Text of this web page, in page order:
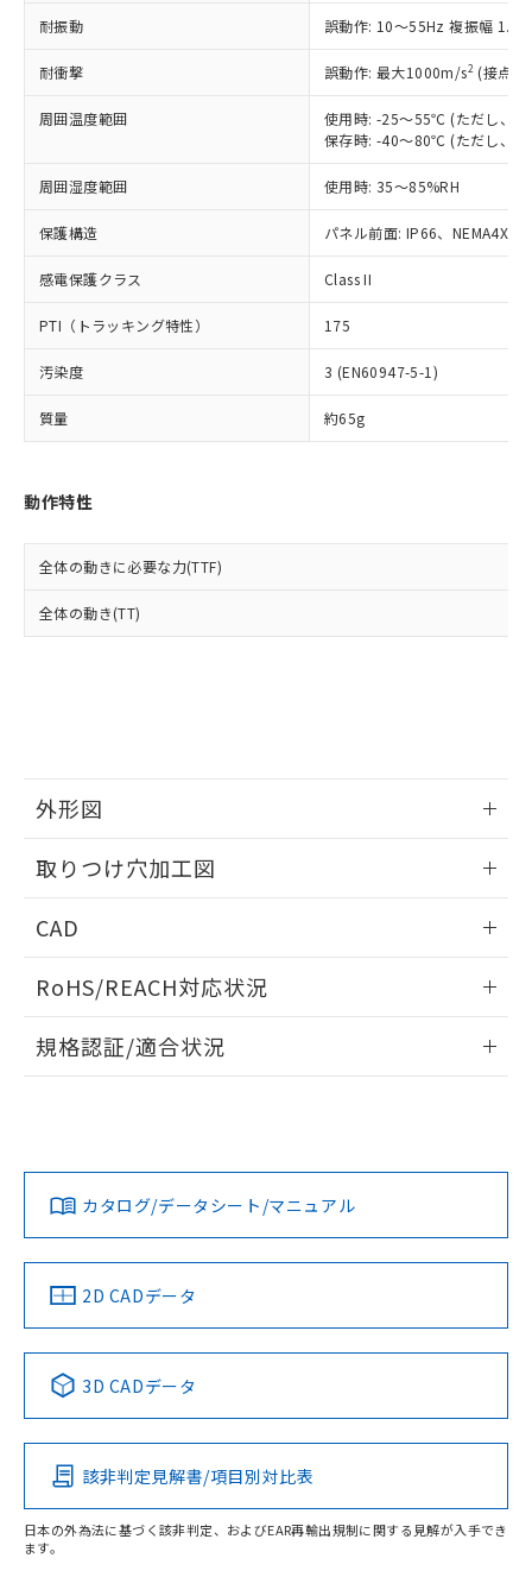
耐振動 誤動作: 10～55Hz 複振幅
耐衝撃 誤動作: 最大1000m/s2 (接点
周囲温度範囲
使用時: -25～55℃ (ただし、氷
保存時: -40～80℃ (ただし、氷
周囲湿度範囲 使用時: 35～85%RH
保護構造 パネル前面: IP66、NEMA4X,
感電保護クラス Class II
PTI（トラッキング特性） 175
汚染度 3 (EN60947-5-1)
質量 約65g
動作特性
全体の動きに必要な力(TTF)
全体の動き(TT)
外形図
取りつけ穴加工図
CAD
ドすることができます。
ログイン/会員登録
ダウンロードデータをご利用いただく前に、以下を必ずお読
みください。
ソフトウェアの使用条件
RoHS/REACH対応状況
EU RoHS 注意事項・凡例
対応済み
中国 RoHS 注意事項・凡例
Pb Hg Cd Cr(VI)
O
規格認証/適合状況
カタログ/データシート/マニュアル
2D CADデータ
3D CADデータ
該非判定見解書/項目別対比表
日本の外為法に基づく該非判定、およびEAR再輸出規制に関する見解が入手でき
ます。
記載している更新日時点での社内デー
タに基づき作成されるものであり、閲
覧された時点での実際の在庫および標
準価格とは異なる場合があることをご
正式な納期状況および標準価格はお客
様のお取引先、またはお客様担当のオ
ムロン制御機器販売店・当社販売員に
オムロン制御機器販売店や当社販売拠
販売ネットワーク
」をご確認
ください。
在庫状況および標準価格結果を当社の
事前の承諾なく第三者に漏洩または開
示しないようお願いします。
マイパーツ機能（部品リスト作成サー
ビス）をご利用いただくには、I-Web
メンバーズにご登録されている必要が
および当社の共同利用者が、当社の製
品・サービスに関するお客様との取
をご了承ください。
※当社の共同利用者とは、"個人情報
鉛(Pb) 1000ppm以下、 水銀(Hg) 1000ppm以下、 カド
六価クロム(Cr(Ⅵ)) 1000ppm以下、ポリ臭化ビフェニル
類(PBB) 1000ppm以下、ポリ臭化ジフェニルエーテル類
(PBDE) 1000ppm以下、フタル酸ビス(2-エチルヘキシ
ル) (DEHP)(別名：DOP) 1000ppm以下、フタル酸ブチ
ルベンジル（BBP） 1000ppm以下、フタル酸ジブチル
（DBP） 1000ppm以下、フタル酸ジイソブチル
(DIBP) 1000ppm以下
但し、RoHS指令で産業用監視および制御機器に対する
適用除外項目は除く。
フタル酸エステル類の４物質については閾値を超える意
図的な使用がないことを確認しています。
※2 対応予定月
部品在庫の切り替え状況などにより、予定
月が前後することがあります。
下記の非含有証明書をダウンロードするこ
とができます。
EU RoHS指令（10物質）の非含有証明書
物質の対応では、対応完了までの期間は出
荷製品に未対応品が混在することから備考
既に当社にて対応品への在庫切替を完了
していることから、特段のことがない限
り、2022年1月12日より割愛しておりま
*中国RoHS10物質の基準値 (GB/T26572)：
Pb(鉛) :1000ppm、 Hg(水銀) : 1000ppm、 Cd(カドミウ
Cr(Ⅵ)(六価クロム) : 1000ppm、 PBBs(ポリ臭化ビフェ
ニル類) : 1000ppm、 PBDEs(ポリ臭化ジフェニルエーテ
ル) : 1000ppm、
DEHP(フタル酸ビス(2-エチルヘキシル)) : 1000ppm
※2 環境保護使用期限
「ｅ」：有害物質（10物質）のすべてが基
準値以下であることを示します。
「10」：通常の使用状況下において有害物
質が外部に漏えいし、環境に深刻な影響を
及ぼさない年数を意味します。
（以下｢規制貨物等」という）を輸出
または国外への提供する場合は、日本
国政府の輸出許可(または役務取引許
可)を取得するなどの必要な手続きを
当社は規制貨物を破棄する場合は、完
全に破砕するなど、違法に輸出されな
いよう必要な手段を講じます。
当社は貴社製品を、核兵器、ミサイ
ル、化学兵器、生物兵器またはその他
武器並びにこれらの製造装置等に一切
使用いたしません。
当社は、貴社製品を第三者に販売する
場合は、上記1、2および3の内容を当
該第三者に通知します。また当社は、
販売先および販売に係わる関係者が違
法に輸出するおそれがある場合は、取
り引きをいたしません。
○ 一定数以上の在庫あり
△ 一定数には満たないが在庫あり
在庫なし(最新の在庫状況につ
いては、お客様のお取引先、ま
たはお客様担当のオムロン制御
機器販売店・当社販売員にご確
認ください)
受注生産機種、また在庫状況の
情報を公開していない機種